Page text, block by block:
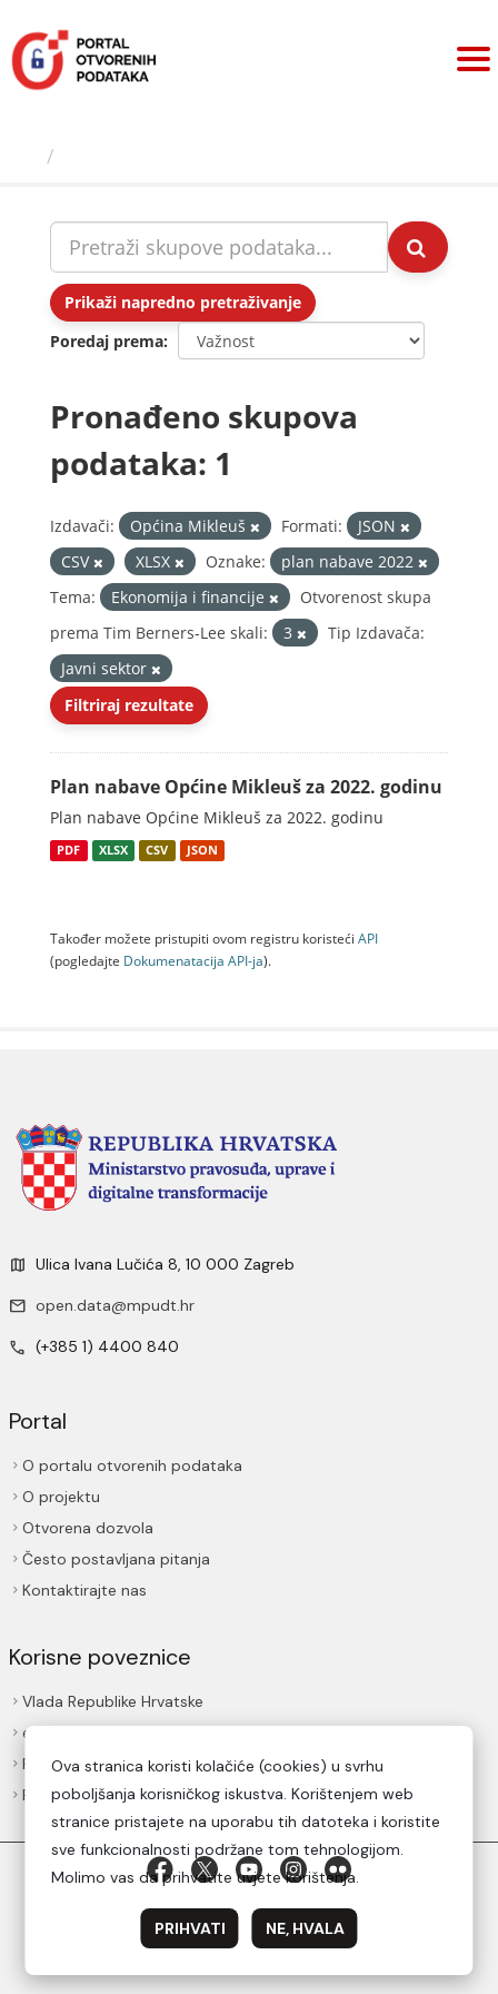
sadržaj
Prikaži napredno pretraživanje
Poredaj prema
Pronađeno skupova
podataka: 1
Izdavači: Općina Mikleuš Formati:
JSON
CSV
XLSX Oznake:
plan nabave 2022
Tema:
Ekonomija i financije
Otvorenost skupa
prema Tim Berners-Lee skali:
3
Tip Izdavača:
Javni sektor
Filtriraj rezultate
Plan nabave Općine Mikleuš za 2022. godinu
Plan nabave Općine Mikleuš za 2022. godinu
PDF XLSX CSV JSON
Također možete pristupiti ovom registru koristeći API
(pogledajte Dokumenаtаcijа API-jа).